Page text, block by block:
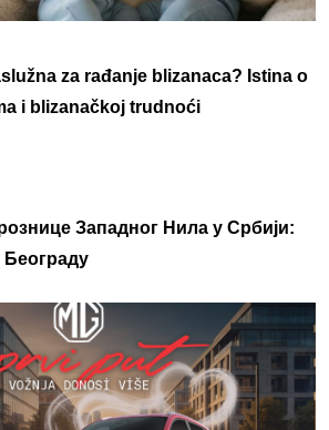
za rađanje blizanaca? Istina o
i blizanačkoj trudnoći
Западног Нила у Србији:
Београду